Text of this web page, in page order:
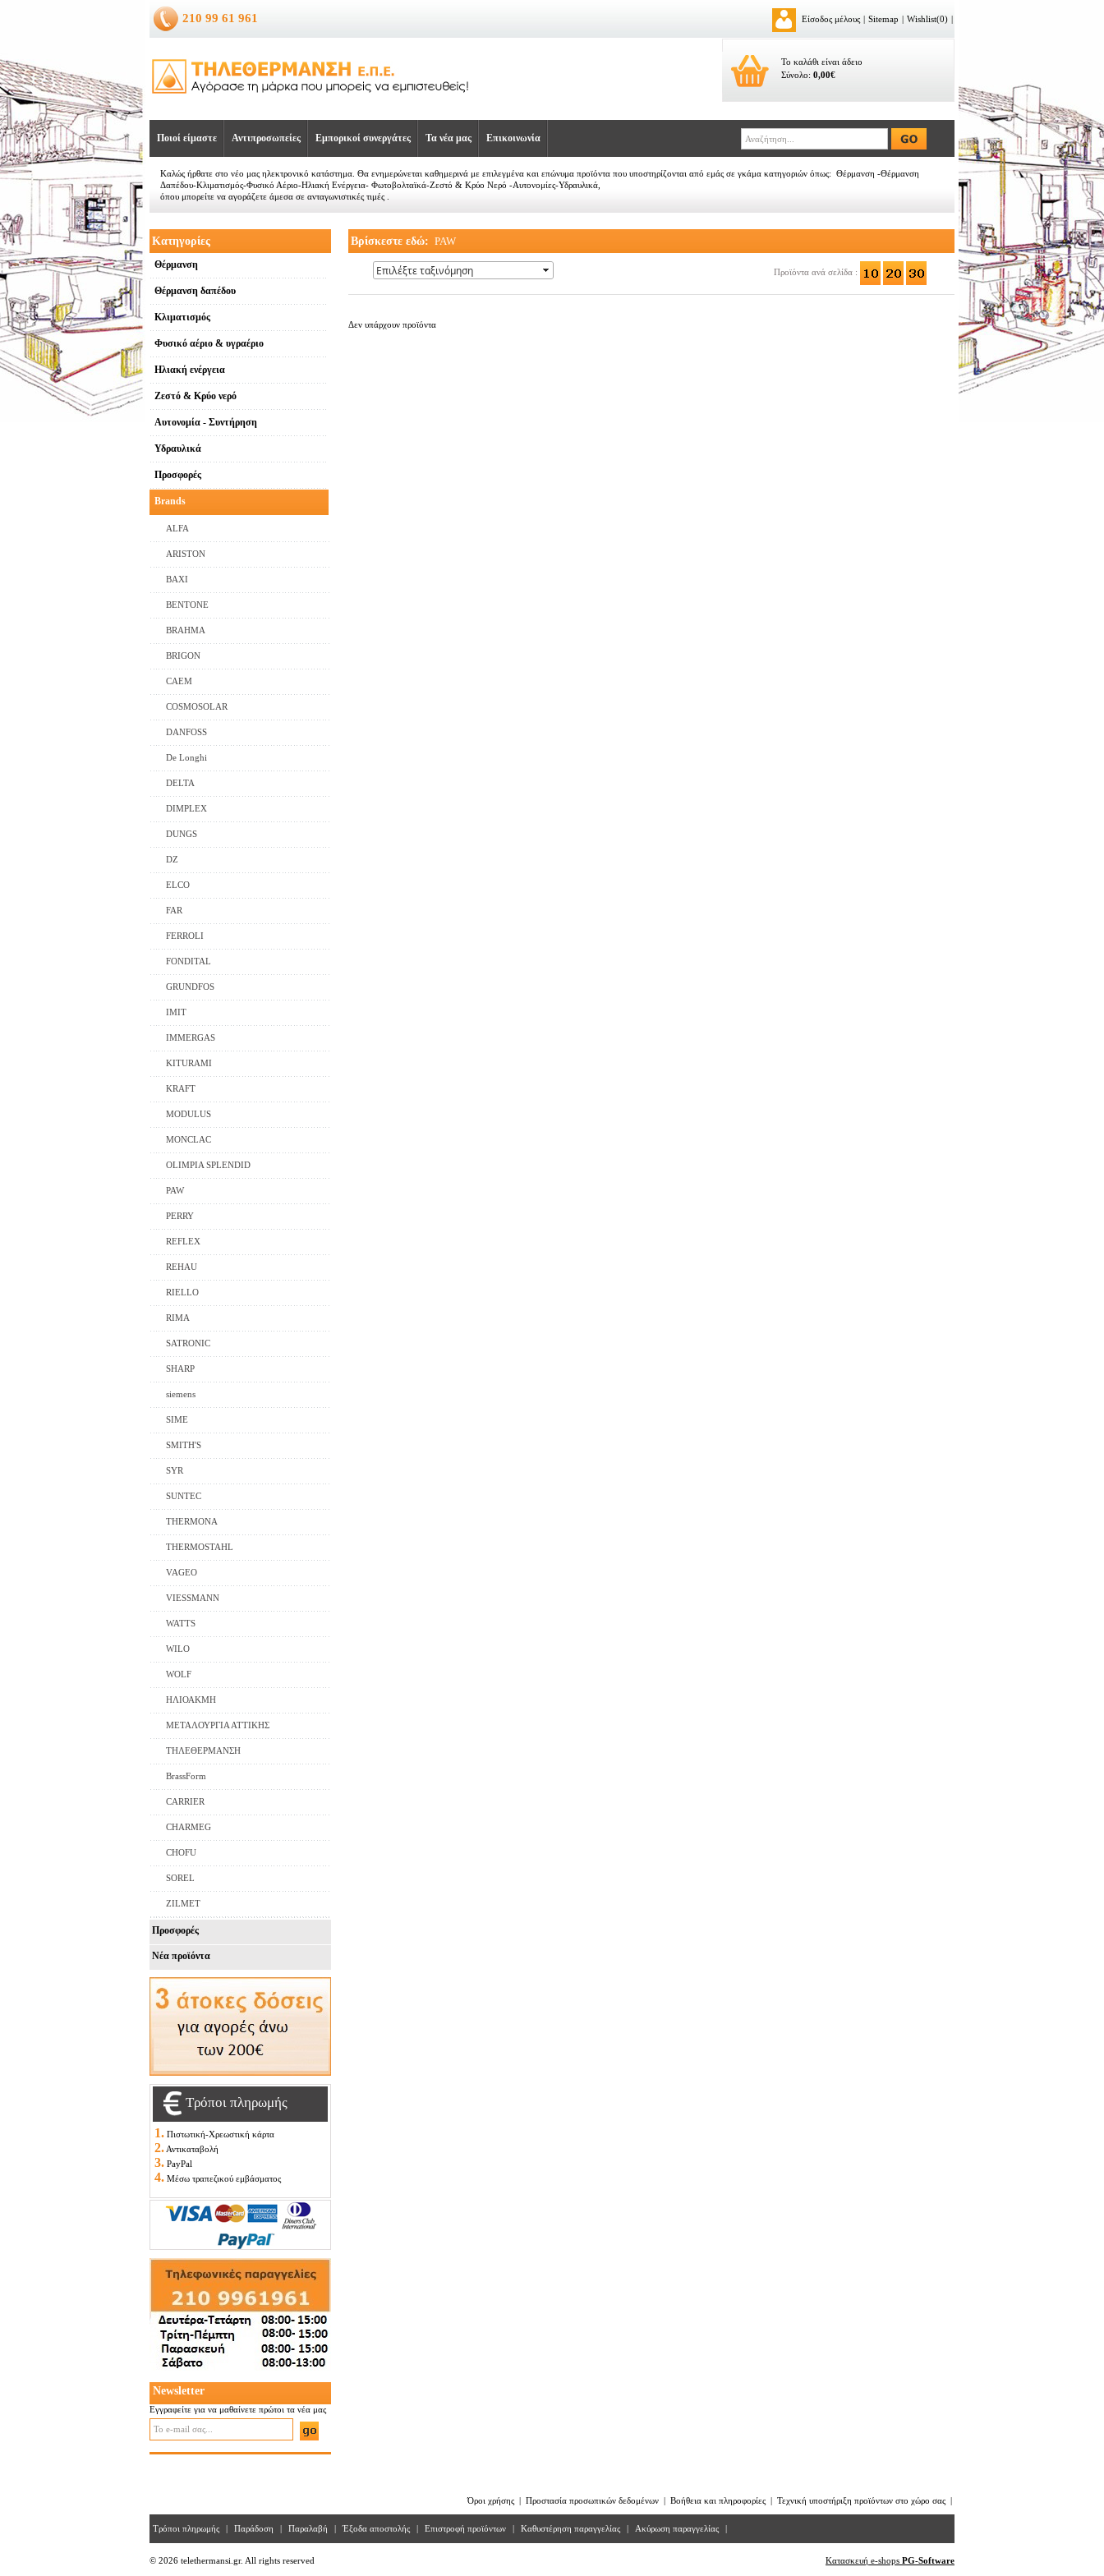
210 99 61 961 Είσοδος μέλους | Sitemap | Wishlist(0) |
Το καλάθι είναι άδειο
Σύνολο: 0,00€
Ποιοί είμαστε Αντιπροσωπείες Εμπορικοί συνεργάτες Τα νέα μας Επικοινωνία
Καλώς ήρθατε στο νέο μας ηλεκτρονικό κατάστημα. Θα ενημερώνεται καθημερινά με επιλεγμένα και επώνυμα προϊόντα που υποστηρίζονται από εμάς σε γκάμα κατηγοριών όπως: Θέρμανση -Θέρμανση
Δαπέδου-Κλιματισμός-Φυσικό Αέριο-Ηλιακή Ενέργεια- Φωτοβολταϊκά-Ζεστό & Κρύο Νερό -Αυτονομίες-Υδραυλικά,
όπου μπορείτε να αγοράζετε άμεσα σε ανταγωνιστικές τιμές .
Κατηγορίες
Θέρμανση
Θέρμανση δαπέδου
Κλιματισμός
Φυσικό αέριο & υγραέριο
Ηλιακή ενέργεια
Ζεστό & Κρύο νερό
Αυτονομία - Συντήρηση
Υδραυλικά
Προσφορές
Brands
ALFA
ARISTON
BAXI
BENTONE
BRAHMA
BRIGON
CAEM
COSMOSOLAR
DANFOSS
De Longhi
DELTA
DIMPLEX
DUNGS
DZ
ELCO
FAR
FERROLI
FONDITAL
GRUNDFOS
IMIT
IMMERGAS
KITURAMI
KRAFT
MODULUS
MONCLAC
OLIMPIA SPLENDID
PAW
PERRY
REFLEX
REHAU
RIELLO
RIMA
SATRONIC
SHARP
siemens
SIME
SMITH'S
SYR
SUNTEC
THERMONA
THERMOSTAHL
VAGEO
VIESSMANN
WATTS
WILO
WOLF
ΗΛΙΟΑΚΜΗ
ΜΕΤΑΛΟΥΡΓΙΑ ΑΤΤΙΚΗΣ
ΤΗΛΕΘΕΡΜΑΝΣΗ
BrassForm
CARRIER
CHARMEG
CHOFU
SOREL
ZILMET
Προσφορές
Νέα προϊόντα
Τρόποι πληρωμής
1. Πιστωτική-Χρεωστική κάρτα
2. Αντικαταβολή
3. PayPal
4. Μέσω τραπεζικού εμβάσματος
Newsletter
Εγγραφείτε για να μαθαίνετε πρώτοι τα νέα μας
Βρίσκεστε εδώ: PAW
Προϊόντα ανά σελίδα :
Δεν υπάρχουν προϊόντα
Όροι χρήσης | Προστασία προσωπικών δεδομένων | Βοήθεια και πληροφορίες | Τεχνική υποστήριξη προϊόντων στο χώρο σας |
Τρόποι πληρωμής | Παράδοση | Παραλαβή | Έξοδα αποστολής | Επιστροφή προϊόντων | Kαθυστέρηση παραγγελίας | Ακύρωση παραγγελίας |
© 2026 telethermansi.gr. All rights reserved Κατασκευή e-shops PG-Software